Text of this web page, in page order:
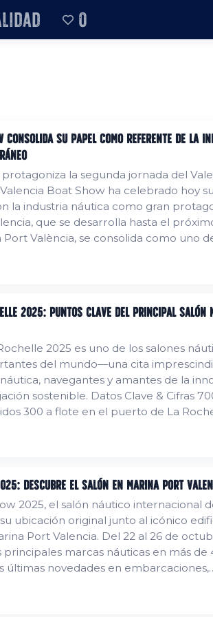
0
consolida su papel como referente de la
la segunda jornada del
Boat Show ha celebrado hoy su
la industria náutica como gran
que se desarrolla hasta el
València, se consolida como uno
2025: Puntos Clave del Principal Salón
2025 es uno de los salones
del mundo—una cita
navegantes y amantes de la
Clave & Cifras 700 barcos
300 a flote en el puerto de La
Descubre el Salón en Marina Port
2025, el salón náutico internacional
ubicación original junto al icónico
Port Valencia. Del 22 al 26 de
marcas náuticas en más de
últimas novedades en embarcaciones,